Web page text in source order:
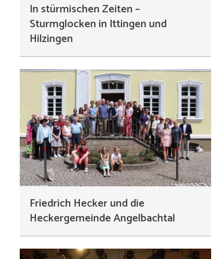
In stürmischen Zeiten –
Sturmglocken in Ittingen und
Hilzingen
Friedrich Hecker und die
Heckergemeinde Angelbachtal